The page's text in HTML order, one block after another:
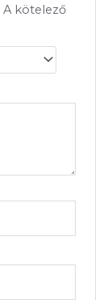
A kötelező